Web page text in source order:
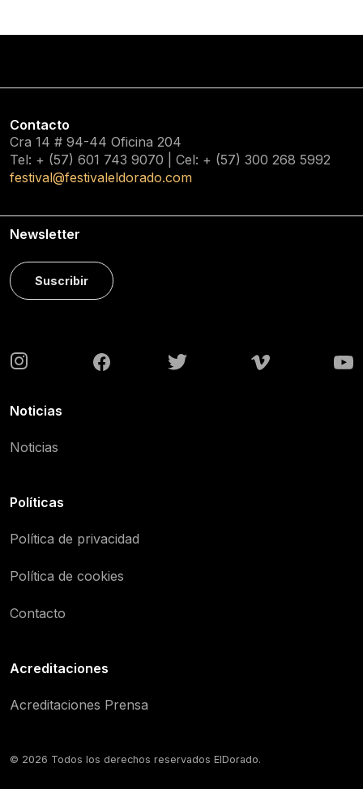
Contacto
Cra 14 # 94-44 Oficina 204
Tel: + (57) 601 743 9070 | Cel: + (57) 300 268 5992
festival@festivaleldorado.com
Newsletter
Suscribir
Noticias
Noticias
Políticas
Política de privacidad
Política de cookies
Contacto
Acreditaciones
Acreditaciones Prensa
© 2026 Todos los derechos reservados ElDorado.